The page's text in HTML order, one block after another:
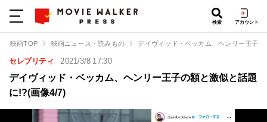
検索 アカウント
映画TOP 映画ニュース・読みもの デイヴィッド・ベッカム、ヘンリー王子
セレブリティ 2021/3/8 17:30
デイヴィッド・ベッカム、ヘンリー王子の額と激似と話題
に!?(画像4/7)